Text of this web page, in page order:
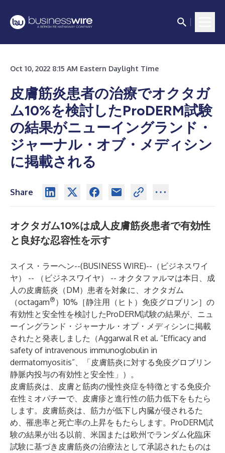
Oct 10, 2022 8:15 AM Eastern Daylight Time
皮膚筋炎患者の治療でオクタガ
ム10%を検討したProDERM試験
の結果がニューイングランド・
ジャーナル・オブ・メディシン
に掲載される
Share
オクタガム10%は成人皮膚筋炎患者で有効性
と良好な忍容性を示す
スイス・ラーヘン--(BUSINESS WIRE)-- （ビジネスワイ
ヤ） -- （ビジネスワイヤ） -- オクタファルマは本日、成
人の皮膚筋炎（DM）患者を対象に、オクタガム
（octagam® ）10%［静注用（ヒト）免疫グロブリン］の
有効性と安全性を検討したProDERM試験の結果が、ニュ
ーイングランド・ジャーナル・オブ・メディシンに掲載
されたと発表しました（Aggarwal R et al. “Efficacy and
safety of intravenous immunoglobulin in
dermatomyositis”、「皮膚筋炎に対する免疫グロブリン
静脈内投与の有効性と安全性」）。
皮膚筋炎は、皮膚と筋肉の慢性炎症を特徴とする免疫介
在性ミオパチーで、皮膚疹と進行性の筋力低下をもたら
します。皮膚筋炎は、筋力が低下し内臓が侵されるた
め、罹患率と死亡率の上昇をもたらします。ProDERM試
験の結果が出る以前、米国または欧州でランダム化臨床
試験に基づき皮膚筋炎の治療法として承認されたものは